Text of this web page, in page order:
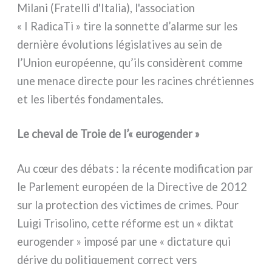
Milani (Fratelli d'Italia), l'association
« I RadicaTi » tire la son­net­te d’alarme sur les
der­niè­re évo­lu­tions légi­sla­ti­ves au sein de
l’Union euro­péen­ne, qu’ils con­si­dè­rent com­me
une mena­ce direc­te pour les raci­nes chré­tien­nes
et les liber­tés fon­da­men­ta­les.
Le cheval de Troie de l’« eurogender »
Au cœur des déba­ts : la récen­te modi­fi­ca­tion par
le Parlement euro­péen de la Directive de 2012
sur la pro­tec­tion des vic­ti­mes de cri­mes. Pour
Luigi Trisolino, cet­te réfor­me est un « dik­tat
euro­gen­der » impo­sé par une « dic­ta­tu­re qui
déri­ve du poli­ti­que­ment cor­rect vers